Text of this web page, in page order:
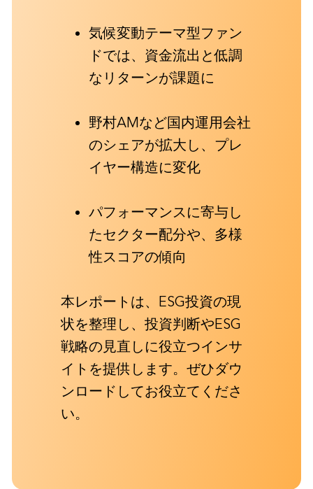
気候変動テーマ型ファン
ドでは、資金流出と低調
なリターンが課題に
野村AMなど国内運用会社
のシェアが拡大し、プレ
イヤー構造に変化
パフォーマンスに寄与し
たセクター配分や、多様
性スコアの傾向
本レポートは、ESG投資の現
状を整理し、投資判断やESG
戦略の見直しに役立つインサ
イトを提供します。ぜひダウ
ンロードしてお役立てくださ
い。